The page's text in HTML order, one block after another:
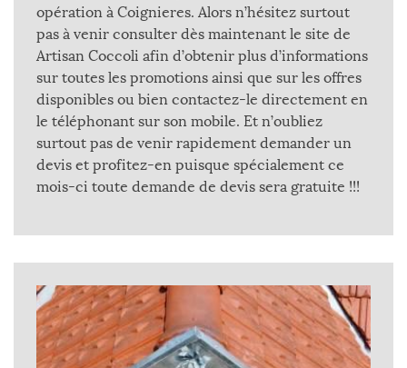
opération à Coignieres. Alors n’hésitez surtout
pas à venir consulter dès maintenant le site de
Artisan Coccoli afin d’obtenir plus d’informations
sur toutes les promotions ainsi que sur les offres
disponibles ou bien contactez-le directement en
le téléphonant sur son mobile. Et n’oubliez
surtout pas de venir rapidement demander un
devis et profitez-en puisque spécialement ce
mois-ci toute demande de devis sera gratuite !!!